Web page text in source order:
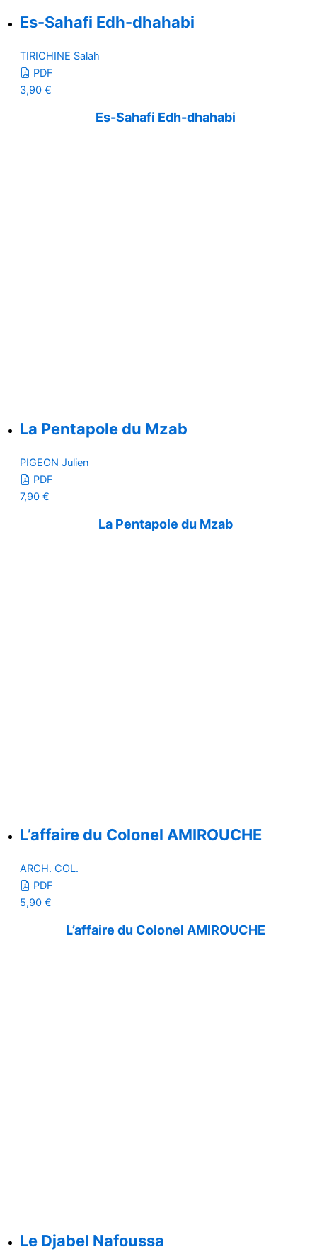
Es-Sahafi Edh-dhahabi
TIRICHINE Salah
PDF
3,90 €
Es-Sahafi Edh-dhahabi
La Pentapole du Mzab
PIGEON Julien
PDF
7,90 €
La Pentapole du Mzab
L’affaire du Colonel AMIROUCHE
ARCH. COL.
PDF
5,90 €
L’affaire du Colonel AMIROUCHE
Le Djabel Nafoussa